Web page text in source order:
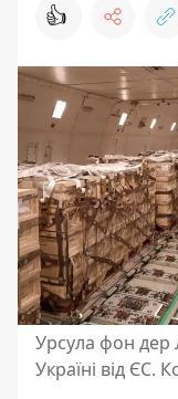
👍
Урсула фон дер
Україні від ЄС.